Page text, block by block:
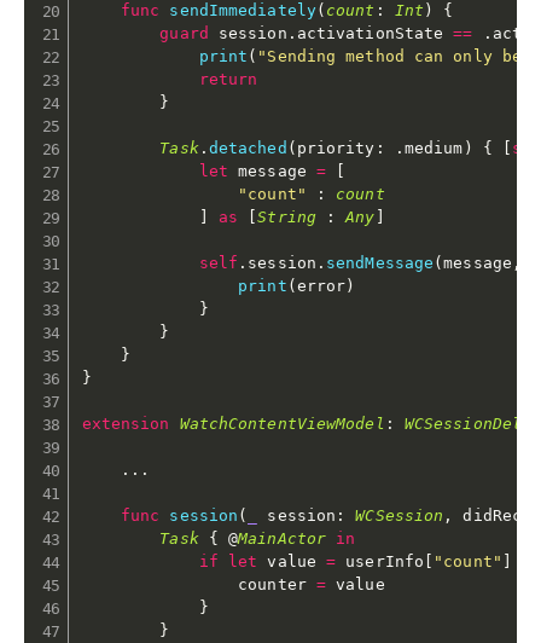
func
sendImmediately( count : Int )
{
guard
session . activationState == .
print ( "Sending method can only
return
}
Task. detached ( priority : . medium ) {
let message =
"count"
:
count
as [String : Any
self . session . sendMessage (message ,
print ( error )
}
}
}
}
extension WatchContentViewModel :
. . .
func session ( session : WCSession ,
Task
{ @MainActor in
if
let value = userInfo "count"
                counter
= value
}
}